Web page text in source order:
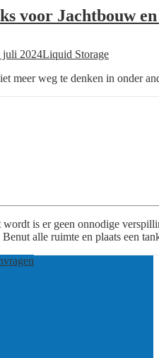
voor Jachtbouw en
juli 2024Author
Liquid Storage
meer weg te denken in onder
wordt is er geen onnodige
alle ruimte en plaats een